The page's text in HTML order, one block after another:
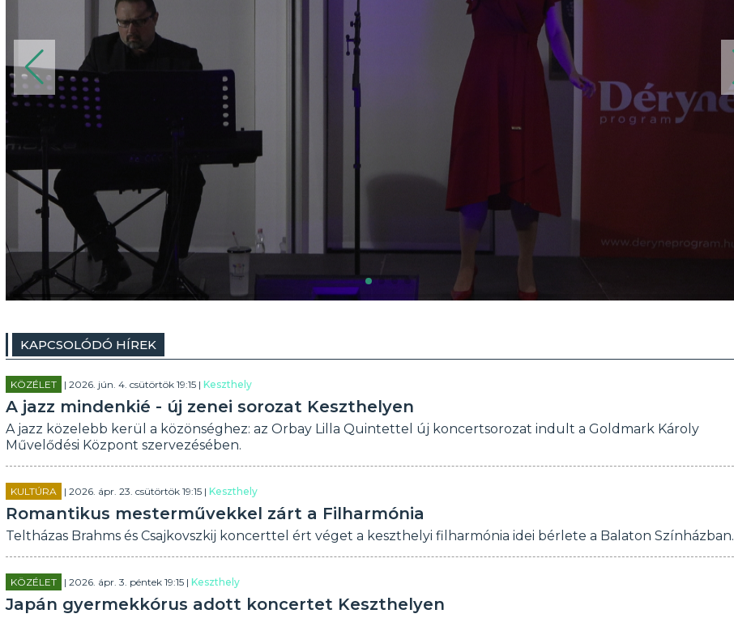
KAPCSOLÓDÓ HÍREK
KÖZÉLET | 2026. jún. 4. csütörtök 19:15 | Keszthely
A jazz mindenkié - új zenei sorozat Keszthelyen
A jazz közelebb kerül a közönséghez: az Orbay Lilla Quintettel új koncertsorozat indult a Goldmark Károly
Művelődési Központ szervezésében.
KULTÚRA | 2026. ápr. 23. csütörtök 19:15 | Keszthely
Romantikus mesterművekkel zárt a Filharmónia
Teltházas Brahms és Csajkovszkij koncerttel ért véget a keszthelyi filharmónia idei bérlete a Balaton Színházban.
KÖZÉLET | 2026. ápr. 3. péntek 19:15 | Keszthely
Japán gyermekkórus adott koncertet Keszthelyen